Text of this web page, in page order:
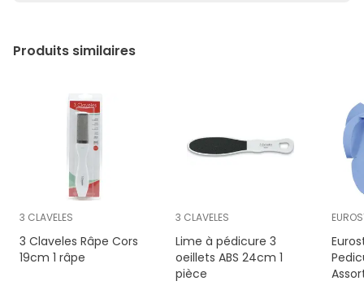
Produits similaires
3 CLAVELES
3 Claveles Râpe Cors
19cm 1 râpe
3 CLAVELES
Lime à pédicure 3
oeillets ABS 24cm 1
pièce